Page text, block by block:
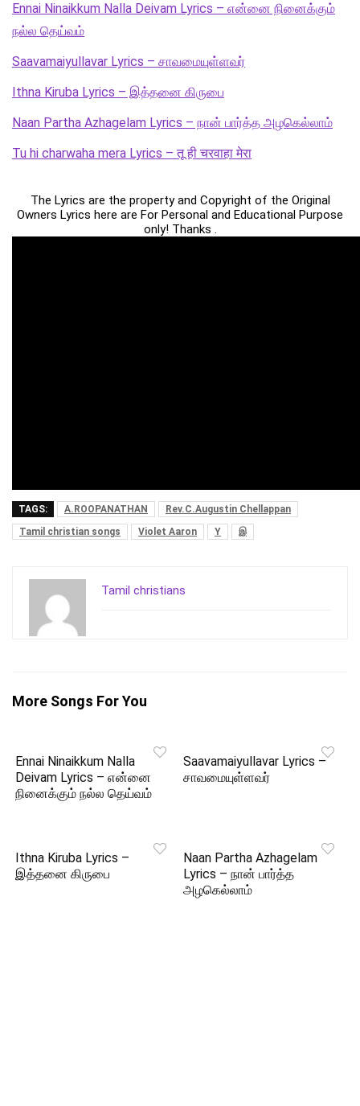
Ennai Ninaikkum Nalla Deivam Lyrics – என்னை நினைக்கும்
நல்ல தெய்வம்
Saavamaiyullavar Lyrics – சாவமையுள்ளவர்
Ithna Kiruba Lyrics – இத்தனை கிருபை
Naan Partha Azhagelam Lyrics – நான் பார்த்த அழகெல்லாம்
Tu hi charwaha mera Lyrics – तू ही चरवाहा मेरा
The Lyrics are the property and Copyright of the Original
Owners Lyrics here are For Personal and Educational Purpose
only! Thanks .
TAGS: A.ROOPANATHAN
Rev.C.Augustin Chellappan
Tamil christian songs
Violet Aaron Y இ
Tamil christians
More Songs For You
Ennai Ninaikkum Nalla
Deivam Lyrics – என்னை
நினைக்கும் நல்ல தெய்வம்
Saavamaiyullavar Lyrics –
சாவமையுள்ளவர்
Ithna Kiruba Lyrics –
இத்தனை கிருபை
Naan Partha Azhagelam
Lyrics – நான் பார்த்த
அழகெல்லாம்